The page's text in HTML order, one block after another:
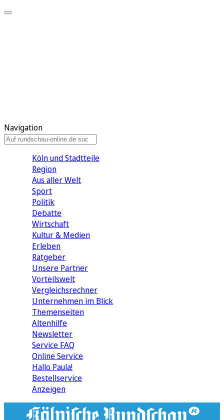
Navigation
Köln und Stadtteile
Region
Aus aller Welt
Sport
Politik
Debatte
Wirtschaft
Kultur & Medien
Erleben
Ratgeber
Unsere Partner
Vorteilswelt
Vergleichsrechner
Unternehmen im Blick
Themenseiten
Altenhilfe
Newsletter
Service FAQ
Online Service
Hallo Paula!
Bestellservice
Anzeigen